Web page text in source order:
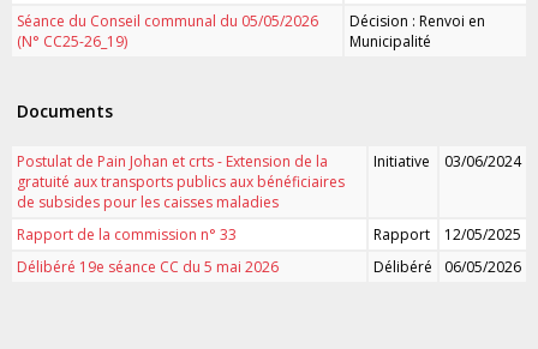
Séance du Conseil communal du 05/05/2026
(N° CC25-26_19)
Décision : Renvoi en
Municipalité
Documents
Postulat de Pain Johan et crts - Extension de la
gratuité aux transports publics aux bénéficiaires
de subsides pour les caisses maladies
Initiative 03/06/2024
Rapport de la commission n° 33 Rapport
12/05/2025
Délibéré 19e séance CC du 5 mai 2026
Délibéré 06/05/2026